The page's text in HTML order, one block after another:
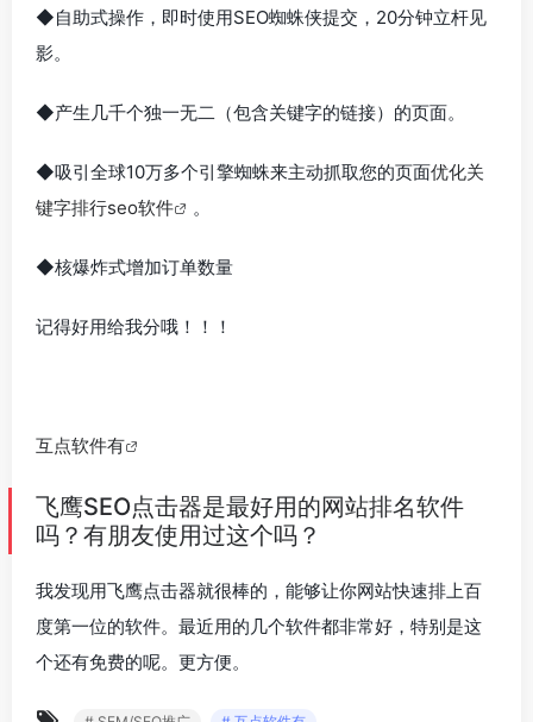
◆自助式操作，即时使用SEO蜘蛛侠提交，20分钟立杆见
影。
◆产生几千个独一无二（包含关键字的链接）的页面。
◆吸引全球10万多个引擎蜘蛛来主动抓取您的页面优化关
键字排行seo软件
。
◆核爆炸式增加订单数量
记得好用给我分哦！！！
互点软件有
飞鹰SEO点击器是最好用的网站排名软件
吗？有朋友使用过这个吗？
我发现用飞鹰点击器就很棒的，能够让你网站快速排上百
度第一位的软件。最近用的几个软件都非常好，特别是这
个还有免费的呢。更方便。